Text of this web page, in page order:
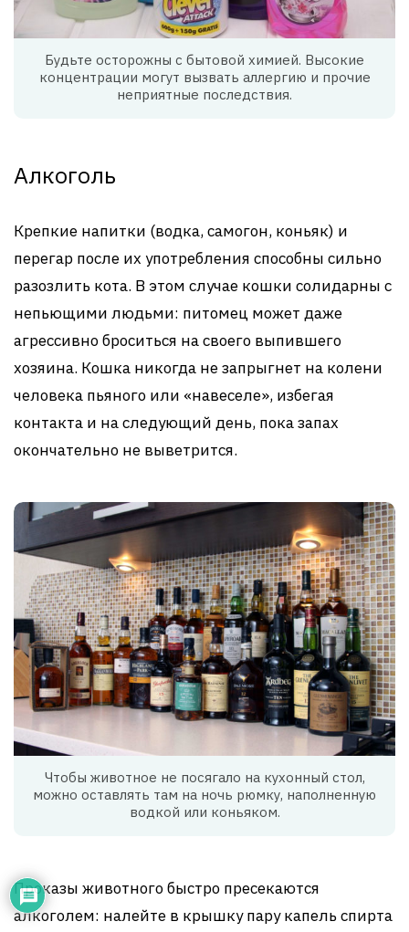
Будьте осторожны с бытовой химией. Высокие
концентрации могут вызвать аллергию и прочие
неприятные последствия.
Алкоголь
Крепкие напитки (водка, самогон, коньяк) и
перегар после их употребления способны сильно
разозлить кота. В этом случае кошки солидарны с
непьющими людьми: питомец может даже
агрессивно броситься на своего выпившего
хозяина. Кошка никогда не запрыгнет на колени
человека пьяного или «навеселе», избегая
контакта и на следующий день, пока запах
окончательно не выветрится.
Чтобы животное не посягало на кухонный стол,
можно оставлять там на ночь рюмку, наполненную
водкой или коньяком.
Проказы животного быстро пресекаются
алкоголем: налейте в крышку пару капель спирта